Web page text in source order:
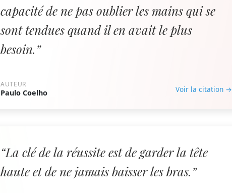
capacité de ne pas oublier les mains qui se
sont tendues quand il en avait le plus
besoin.”
AUTEUR
Paulo Coelho Voir la citation →
“La clé de la réussite est de garder la tête
haute et de ne jamais baisser les bras.”